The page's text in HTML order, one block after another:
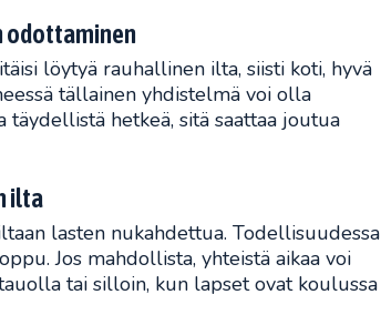
odottaminen
löytyä rauhallinen ilta, siisti koti, hyvä
tällainen yhdistelmä voi olla
täydellistä hetkeä, sitä saattaa joutua
ilta
lasten nukahdettua. Todellisuudessa
Jos mahdollista, yhteistä aikaa voi
tai silloin, kun lapset ovat koulussa